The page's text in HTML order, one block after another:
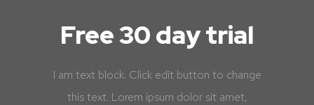
Free 30 day trial
I am text block. Click edit button to change
this text. Lorem ipsum dolor sit amet,